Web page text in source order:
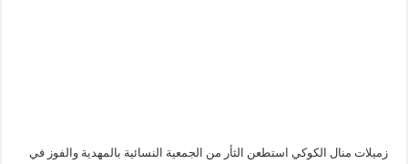
زميلات منال الكوكي استطعن الثأر من الجمعية النسائية بالمهدية والفوز في